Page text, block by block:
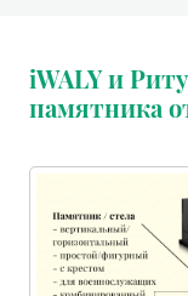
iWALY и
памятника